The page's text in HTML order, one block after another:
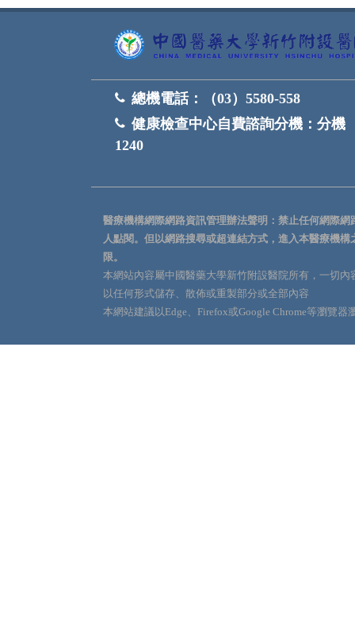
總機電話：
（03）5580-558
健康檢查中心自費諮詢分機： 分機
1240
醫療機構網際網路資訊管理辦法聲明：禁止任何網際
人點閱。但以網路搜尋或超連結方式，進入本醫療機
限。
本網站內容屬中國醫藥大學新竹附設醫院所有，一切
以任何形式儲存、散佈或重製部分或全部內容
本網站建議以Edge、Firefox或Google Chrome等瀏覽器